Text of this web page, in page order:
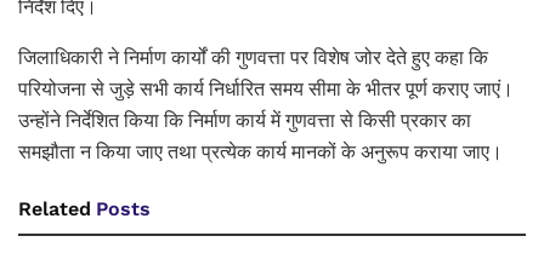
निर्देश दिए।
जिलाधिकारी ने निर्माण कार्यों की गुणवत्ता पर विशेष जोर देते हुए कहा कि
परियोजना से जुड़े सभी कार्य निर्धारित समय सीमा के भीतर पूर्ण कराए जाएं।
उन्होंने निर्देशित किया कि निर्माण कार्य में गुणवत्ता से किसी प्रकार का
समझौता न किया जाए तथा प्रत्येक कार्य मानकों के अनुरूप कराया जाए।
Related Posts